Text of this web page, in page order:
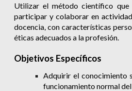
Utilizar el método científico que
participar y colaborar en
docencia, con características
éticas adecuados a la profesión.
Objetivos Específicos
Adquirir el conocimiento
funcionamiento normal del